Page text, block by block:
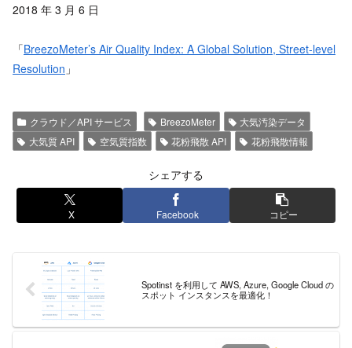
2018 年 3 月 6 日
「BreezoMeter’s Air Quality Index: A Global Solution, Street-level
Resolution 」
クラウド／API サービス BreezoMeter
大気汚染データ
大気質 API
空気質指数 花粉飛散 API 花粉飛散情報
シェアする
X Facebook コピー
Spotinst を利用して AWS, Azure, Google Cloud の
スポット インスタンスを最適化！